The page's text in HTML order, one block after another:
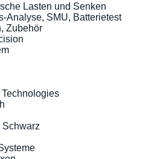
Lasten und Senken
Analyse, SMU, Batterietest
Zubehör
Schwarz